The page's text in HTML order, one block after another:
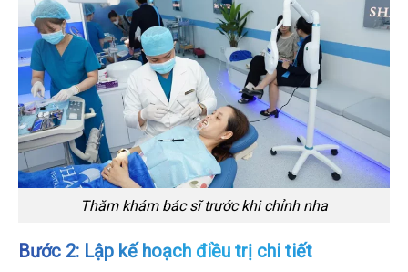
Thăm khám bác sĩ trước khi chỉnh nha
Bước 2: Lập kế hoạch điều trị chi tiết